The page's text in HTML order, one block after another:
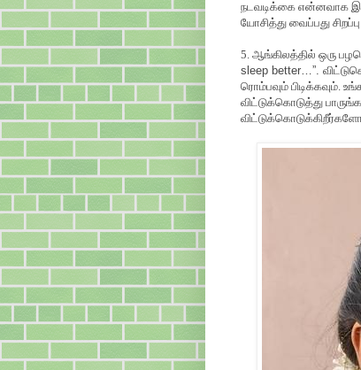
நடவடிக்கை என்னவாக
யோசித்து வைப்பது
5. ஆங்கிலத்தில் ஒரு
sleep better…”.
ரொம்பவும் பிடிக்கவும்.
விட்டுக்கொடுத்து